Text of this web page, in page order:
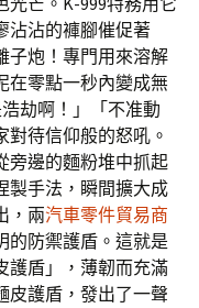
沾沾的褲腳催促著
子炮！專門用來溶解
在零點一秒內變成無
劫啊！」「不准動
待信仰般的怒吼。
旁邊的麵粉堆中抓起
製手法，瞬間擴大成
，兩汽車零件貿易商
的防禦護盾。這就是
護盾」，薄韌而充滿
皮護盾，發出了一聲